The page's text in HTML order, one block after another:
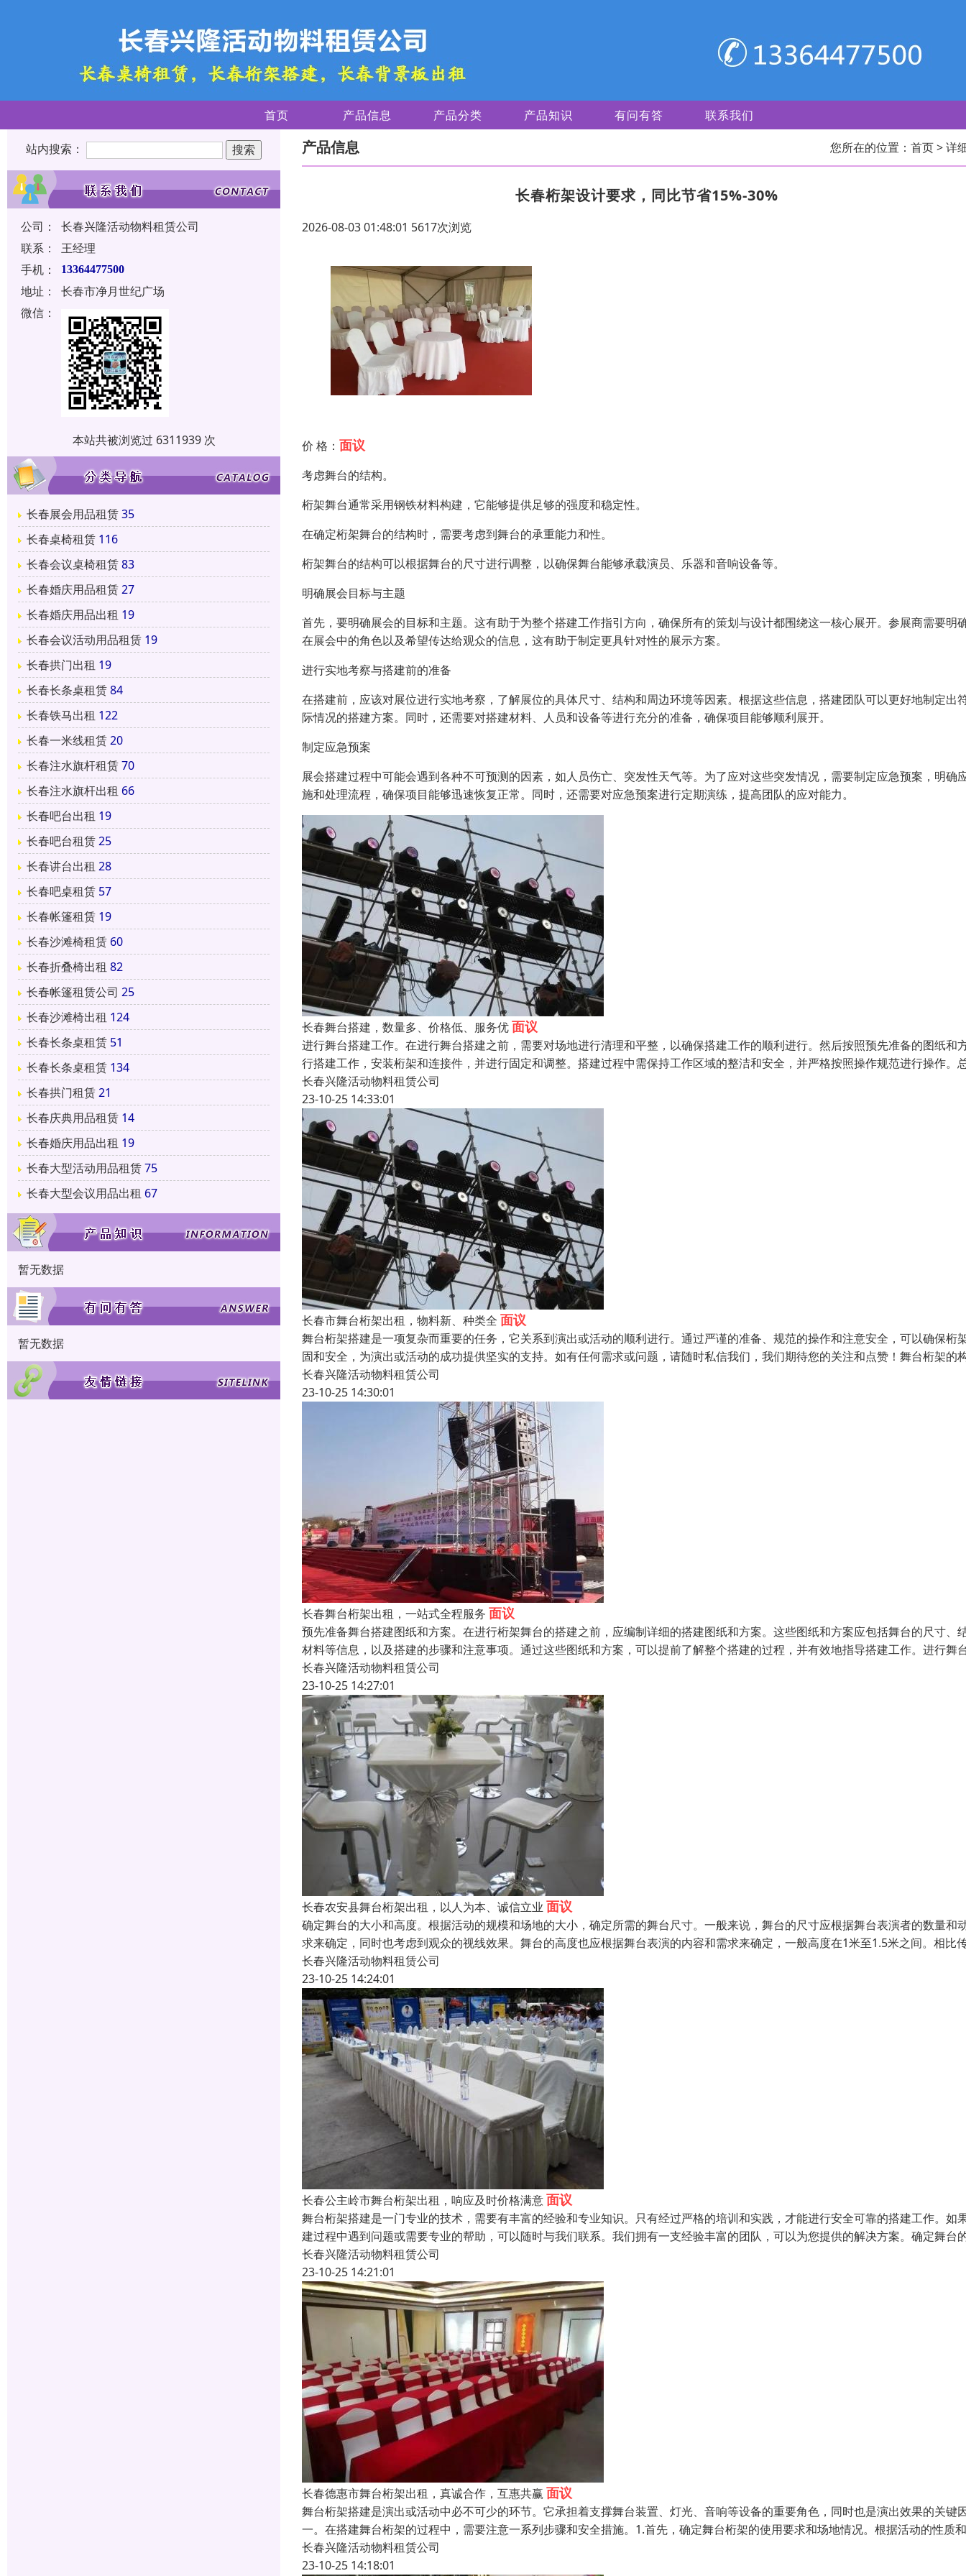
首页 产品信息 产品分类 产品知识 有问有答 联系我们
站内搜索：
公司：
长春兴隆活动物料租赁公司
联系：
王经理
手机：
13364477500
地址：
长春市净月世纪广场
微信：
本站共被浏览过 6311939 次
长春展会用品租赁35
长春桌椅租赁 116
长春会议桌椅租赁83
长春婚庆用品租赁27
长春婚庆用品出租 19
长春会议活动用品租赁 19
长春拱门出租 19
长春长条桌租赁84
长春铁马出租 122
长春一米线租赁20
长春注水旗杆租赁70
长春注水旗杆出租 66
长春吧台出租 19
长春吧台租赁25
长春讲台出租 28
长春吧桌租赁 57
长春帐篷租赁 19
长春沙滩椅租赁 60
长春折叠椅出租 82
长春帐篷租赁公司 25
长春沙滩椅出租 124
长春长条桌租赁 51
长春长条桌租赁 134
长春拱门租赁21
长春庆典用品租赁 14
长春婚庆用品出租 19
长春大型活动用品租赁75
长春大型会议用品出租 67
暂无数据
暂无数据
产品信息 您所在的位置： 首页> 详
长春桁架设计要求，同比节省15%-30%
2026-08-03 01:48:01 5617次浏览
价 格： 面议
考虑舞台的结构。
桁架舞台通常采用钢铁材料构建，它能够提供足够的强度和稳定性。
在确定桁架舞台的结构时，需要考虑到舞台的承重能力和性。
桁架舞台的结构可以根据舞台的尺寸进行调整，以确保舞台能够承载演员、乐器和音响设备等。
明确展会目标与主题
首先，要明确展会的目标和主题。这有助于为整个搭建工作指引方向，确保所有的策划与设计都围绕这一核心展开。参展商需要明
在展会中的角色以及希望传达给观众的信息，这有助于制定更具针对性的展示方案。
进行实地考察与搭建前的准备
在搭建前，应该对展位进行实地考察，了解展位的具体尺寸、结构和周边环境等因素。根据这些信息，搭建团队可以更好地制定出
际情况的搭建方案。同时，还需要对搭建材料、人员和设备等进行充分的准备，确保项目能够顺利展开。
制定应急预案
展会搭建过程中可能会遇到各种不可预测的因素，如人员伤亡、突发性天气等。为了应对这些突发情况，需要制定应急预案，明确
施和处理流程，确保项目能够迅速恢复正常。同时，还需要对应急预案进行定期演练，提高团队的应对能力。
长春舞台搭建，数量多、价格低、服务优面议
进行舞台搭建工作。在进行舞台搭建之前，需要对场地进行清理和平整，以确保搭建工作的顺利进行。然后按照预先准备的图纸和
行搭建工作，安装桁架和连接件，并进行固定和调整。搭建过程中需保持工作区域的整洁和安全，并严格按照操作规范进行操作。
长春兴隆活动物料租赁公司
23-10-25 14:33:01
长春市舞台桁架出租，物料新、种类全 面议
舞台桁架搭建是一项复杂而重要的任务，它关系到演出或活动的顺利进行。通过严谨的准备、规范的操作和注意安全，可以确保桁
固和安全，为演出或活动的成功提供坚实的支持。如有任何需求或问题，请随时私信我们，我们期待您的关注和点赞！舞台桁架的
长春兴隆活动物料租赁公司
23-10-25 14:30:01
长春舞台桁架出租，一站式全程服务 面议
预先准备舞台搭建图纸和方案。在进行桁架舞台的搭建之前，应编制详细的搭建图纸和方案。这些图纸和方案应包括舞台的尺寸、
材料等信息，以及搭建的步骤和注意事项。通过这些图纸和方案，可以提前了解整个搭建的过程，并有效地指导搭建工作。进行舞
长春兴隆活动物料租赁公司
23-10-25 14:27:01
长春农安县舞台桁架出租，以人为本、诚信立业 面议
确定舞台的大小和高度。根据活动的规模和场地的大小，确定所需的舞台尺寸。一般来说，舞台的尺寸应根据舞台表演者的数量和
求来确定，同时也考虑到观众的视线效果。舞台的高度也应根据舞台表演的内容和需求来确定，一般高度在1米至1.5米之间。相比
长春兴隆活动物料租赁公司
23-10-25 14:24:01
长春公主岭市舞台桁架出租，响应及时价格满意面议
舞台桁架搭建是一门专业的技术，需要有丰富的经验和专业知识。只有经过严格的培训和实践，才能进行安全可靠的搭建工作。如
建过程中遇到问题或需要专业的帮助，可以随时与我们联系。我们拥有一支经验丰富的团队，可以为您提供的解决方案。确定舞台
长春兴隆活动物料租赁公司
23-10-25 14:21:01
长春德惠市舞台桁架出租，真诚合作，互惠共赢面议
舞台桁架搭建是演出或活动中必不可少的环节。它承担着支撑舞台装置、灯光、音响等设备的重要角色，同时也是演出效果的关键
一。在搭建舞台桁架的过程中，需要注意一系列步骤和安全措施。1.首先，确定舞台桁架的使用要求和场地情况。根据活动的性质
长春兴隆活动物料租赁公司
23-10-25 14:18:01